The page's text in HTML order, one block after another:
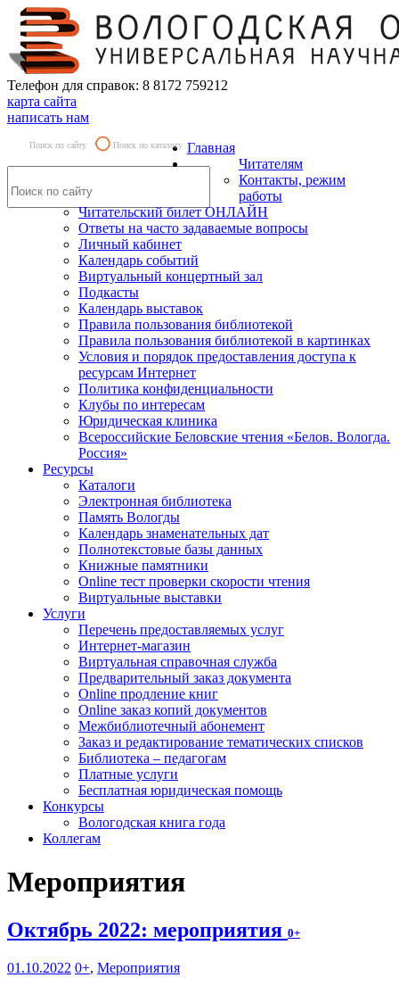
Телефон для справок: 8 8172 759212
карта сайта
написать нам
Поиск по сайту Поиск по каталогу Главная
Читателям
Контакты, режим
работы
Читательский билет ОНЛАЙН
Ответы на часто задаваемые вопросы
Личный кабинет
Календарь событий
Виртуальный концертный зал
Подкасты
Календарь выставок
Правила пользования библиотекой
Правила пользования библиотекой в картинках
Условия и порядок предоставления доступа к
ресурсам Интернет
Политика конфиденциальности
Клубы по интересам
Юридическая клиника
Всероссийские Беловские чтения «Белов. Вологда.
Россия»
Ресурсы
Каталоги
Электронная библиотека
Память Вологды
Календарь знаменательных дат
Полнотекстовые базы данных
Книжные памятники
Online тест проверки скорости чтения
Виртуальные выставки
Услуги
Перечень предоставляемых услуг
Интернет-магазин
Виртуальная справочная служба
Предварительный заказ документа
Online продление книг
Online заказ копий документов
Межбиблиотечный абонемент
Заказ и редактирование тематических списков
Библиотека – педагогам
Платные услуги
Бесплатная юридическая помощь
Конкурсы
Вологодская книга года
Коллегам
Мероприятия
Октябрь 2022: мероприятия 0+
01.10.2022 0+, Мероприятия